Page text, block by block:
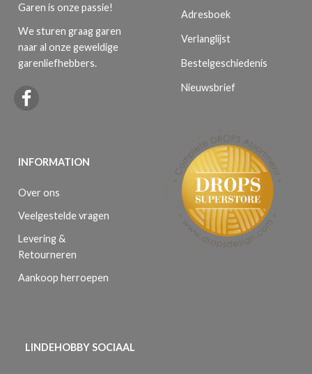
Garen is onze passie!
We sturen graag garen
naar al onze geweldige
garenliefhebbers.
INFORMATION
Over ons
Veelgestelde vragen
Levering &
Retourneren
Aankoop herroepen
Adresboek
Verlanglijst
Bestelgeschiedenis
Nieuwsbrief
LINDEHOBBY SOCIAAL